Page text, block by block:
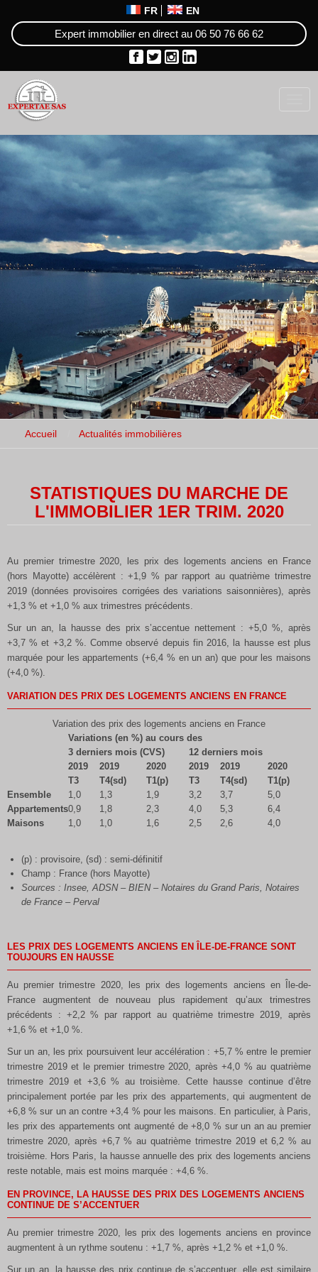
FR EN
Expert immobilier en direct au 06 50 76 66 62
Accueil Actualités immobilières
STATISTIQUES DU MARCHE DE
L'IMMOBILIER 1ER TRIM. 2020
Au premier trimestre 2020, les prix des logements anciens en France
(hors Mayotte) accélèrent : +1,9 % par rapport au quatrième trimestre
2019 (données provisoires corrigées des variations saisonnières), après
+1,3 % et +1,0 % aux trimestres précédents.
Sur un an, la hausse des prix s’accentue nettement : +5,0 %, après
+3,7 % et +3,2 %. Comme observé depuis fin 2016, la hausse est plus
marquée pour les appartements (+6,4 % en un an) que pour les maisons
(+4,0 %).
VARIATION DES PRIX DES LOGEMENTS ANCIENS EN FRANCE
Variation des prix des logements anciens en France
Variations (en %) au cours des
3 derniers mois (CVS)
12 derniers mois
2019
T3
2019
T4(sd)
2020
T1(p)
2019
T3
2019
T4(sd)
2020
T1(p)
Ensemble
1,0 1,3 1,9 3,2 3,7
5,0
Appartements0,9 1,8 2,3 4,0 5,3
6,4
Maisons
1,0 1,0 1,6 2,5 2,6 4,0
(p) : provisoire, (sd) : semi-définitif
Champ : France (hors Mayotte)
Sources : Insee, ADSN – BIEN – Notaires du Grand Paris, Notaires
de France – Perval
LES PRIX DES LOGEMENTS ANCIENS EN ÎLE-DE-FRANCE SONT
TOUJOURS EN HAUSSE
Au premier trimestre 2020, les prix des logements anciens en Île-de-
France augmentent de nouveau plus rapidement qu’aux trimestres
précédents : +2,2 % par rapport au quatrième trimestre 2019, après
+1,6 % et +1,0 %.
Sur un an, les prix poursuivent leur accélération : +5,7 % entre le premier
trimestre 2019 et le premier trimestre 2020, après +4,0 % au quatrième
trimestre 2019 et +3,6 % au troisième. Cette hausse continue d’être
principalement portée par les prix des appartements, qui augmentent de
+6,8 % sur un an contre +3,4 % pour les maisons. En particulier, à Paris,
les prix des appartements ont augmenté de +8,0 % sur un an au premier
trimestre 2020, après +6,7 % au quatrième trimestre 2019 et 6,2 % au
troisième. Hors Paris, la hausse annuelle des prix des logements anciens
reste notable, mais est moins marquée : +4,6 %.
EN PROVINCE, LA HAUSSE DES PRIX DES LOGEMENTS ANCIENS
CONTINUE DE S’ACCENTUER
Au premier trimestre 2020, les prix des logements anciens en province
augmentent à un rythme soutenu : +1,7 %, après +1,2 % et +1,0 %.
Sur un an, la hausse des prix continue de s’accentuer, elle est similaire